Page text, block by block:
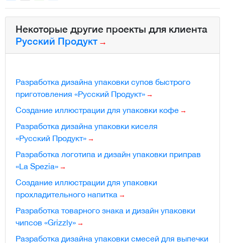
Некоторые другие проекты для клиента
Русский Продукт
Разработка дизайна упаковки супов быстрого
приготовления «Русский Продукт»
Создание иллюстрации для упаковки кофе
Разработка дизайна упаковки киселя
«Русский Продукт»
Разработка логотипа и дизайн упаковки приправ
«La Spezia»
Создание иллюстрации для упаковки
прохладительного напитка
Разработка товарного знака и дизайн упаковки
чипсов «Grizzly»
Разработка дизайна упаковки смесей для выпечки